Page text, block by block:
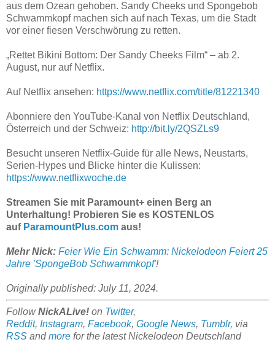
aus dem Ozean gehoben. Sandy Cheeks und Spongebob
Schwammkopf machen sich auf nach Texas, um die Stadt
vor einer fiesen Verschwörung zu retten.
„Rettet Bikini Bottom: Der Sandy Cheeks Film“ – ab 2.
August, nur auf Netflix.
Auf Netflix ansehen: https://www.netflix.com/title/81221340
Abonniere den YouTube-Kanal von Netflix Deutschland,
Österreich und der Schweiz: http://bit.ly/2QSZLs9
Besucht unseren Netflix-Guide für alle News, Neustarts,
Serien-Hypes und Blicke hinter die Kulissen:
https://www.netflixwoche.de
Streamen Sie mit Paramount+ einen Berg an
Unterhaltung! Probieren Sie es KOSTENLOS
auf ParamountPlus.com aus!
Mehr Nick: Feier Wie Ein Schwamm: Nickelodeon Feiert 25
Jahre 'SpongeBob Schwammkopf'!
Originally published: July 11, 2024.
FollowNickALive! on Twitter,
Reddit, Instagram, Facebook, Google News, Tumblr, via
RSS andmore for the latestNickelodeon Deutschland